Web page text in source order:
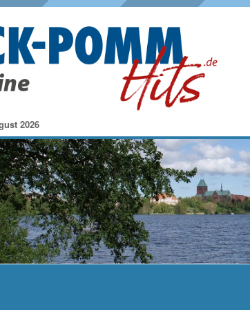
2026